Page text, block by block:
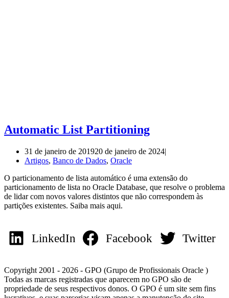
Automatic List Partitioning
31 de janeiro de 201920 de janeiro de 2024
Artigos, Banco de Dados, Oracle
O particionamento de lista automático é uma extensão do
particionamento de lista no Oracle Database, que resolve o problema
de lidar com novos valores distintos que não correspondem às
partições existentes. Saiba mais aqui.
LinkedIn Facebook Twitter
Copyright 2001 - 2026 - GPO (Grupo de Profissionais Oracle )
Todas as marcas registradas que aparecem no GPO são de
propriedade de seus respectivos donos. O GPO é um site sem fins